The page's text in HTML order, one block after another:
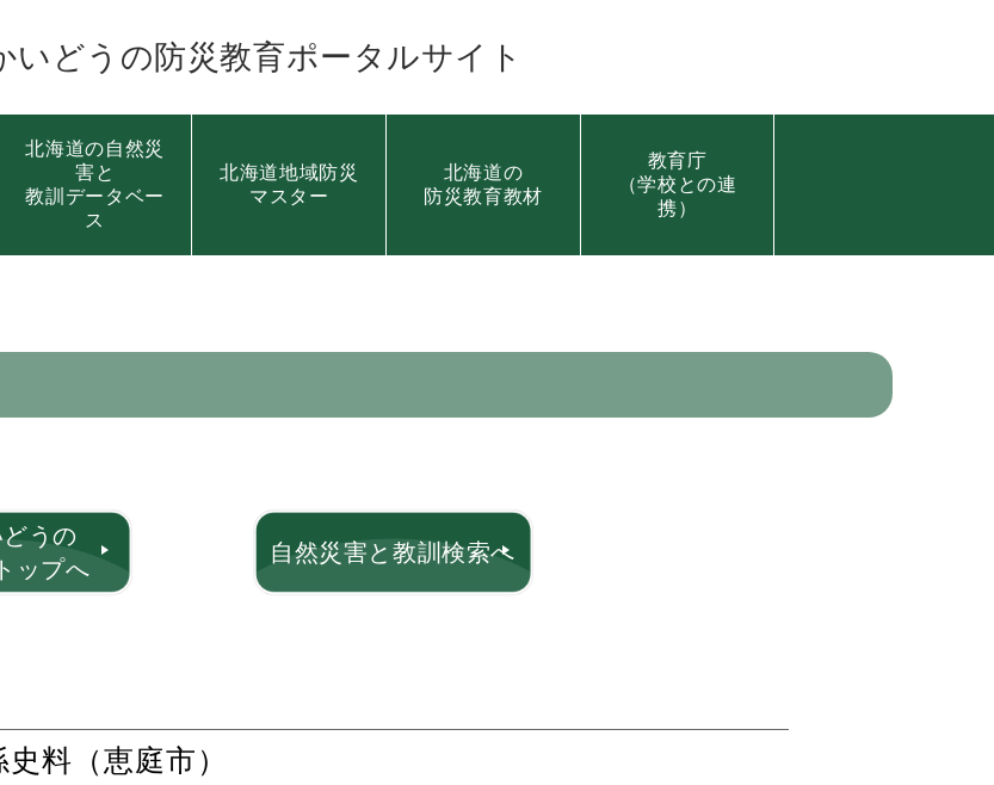
いどうの防災教育ポータルサイト
北海道の自然災
害と
教訓データベー
ス
北海道地域防災
マスター
北海道の
防災教育教材
教育庁
（学校との連
携）
うの
ップへ
自然災害と教訓検索へ
料（恵庭市）